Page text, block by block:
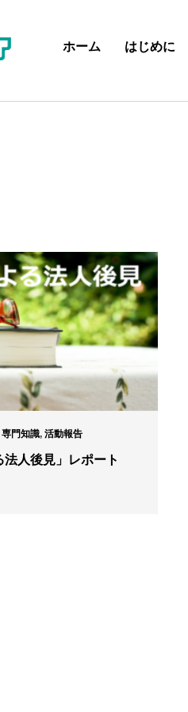
ホーム はじめに
専門知識, 活動報告
法人後見」レポート